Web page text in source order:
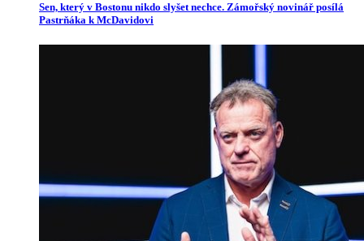
Sen, který v Bostonu nikdo slyšet nechce. Zámořský novinář posílá
Pastrňáka k McDavidovi